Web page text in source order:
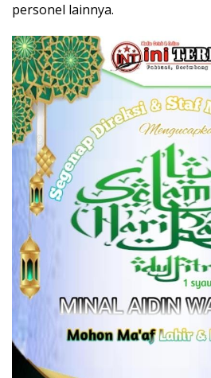
personel lainnya.